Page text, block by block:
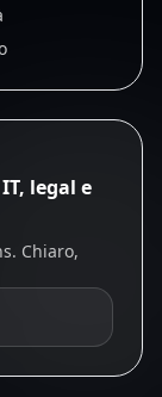
legal e
Chiaro,